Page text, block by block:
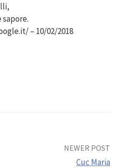
– 10/02/2018
NEWER POST
Cuc Maria